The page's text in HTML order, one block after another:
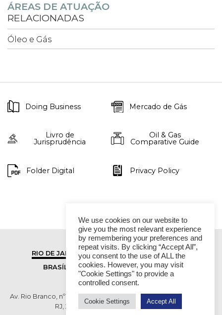
ÁREAS DE ATUAÇÃO
RELACIONADAS
Óleo e Gás
Doing Business Mercado de Gás
Livro de
Jurisprudência
Oil & Gas
Comparative Guide
Folder Digital Privacy Policy
RIO DE JANEIRO
SÃO PAULO
BRASÍLIA
VITÓRIA
Av. Rio Branco, nº 01, 14º andar - Ed. RB1- Centro, Rio de Janeiro -
RJ, 20090-003 TEL (55 21) 2276 6200
We use cookies on our website to
give you the most relevant experience
by remembering your preferences and
repeat visits. By clicking “Accept All”,
you consent to the use of ALL the
cookies. However, you may visit
"Cookie Settings" to provide a
controlled consent.
Cookie Settings Accept All